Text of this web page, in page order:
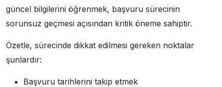
güncel bilgilerini öğrenmek, başvuru sürecinin
sorunsuz geçmesi açısından kritik öneme sahiptir.
Özetle, sürecinde dikkat edilmesi gereken noktalar
şunlardır:
Başvuru tarihlerini takip etmek